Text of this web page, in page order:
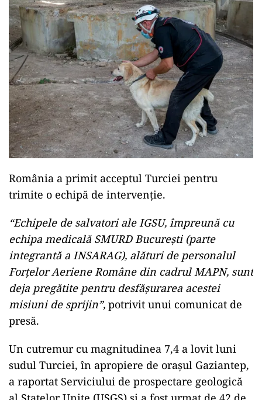
România a primit acceptul Turciei pentru
trimite o echipă de intervenție.
“Echipele de salvatori ale IGSU, împreună cu
echipa medicală SMURD București (parte
integrantă a INSARAG), alături de personalul
Forțelor Aeriene Române din cadrul MAPN, sunt
deja pregătite pentru desfășurarea acestei
misiuni de sprijin”, potrivit unui comunicat de
presă.
Un cutremur cu magnitudinea 7,4 a lovit luni
sudul Turciei, în apropiere de oraşul Gaziantep,
a raportat Serviciului de prospectare geologică